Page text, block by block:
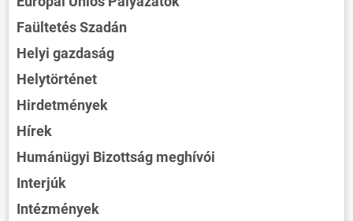
Faültetés Szadán
Helyi gazdaság
Helytörténet
Hirdetmények
Hírek
Humánügyi Bizottság meghívói
Interjúk
Intézmények